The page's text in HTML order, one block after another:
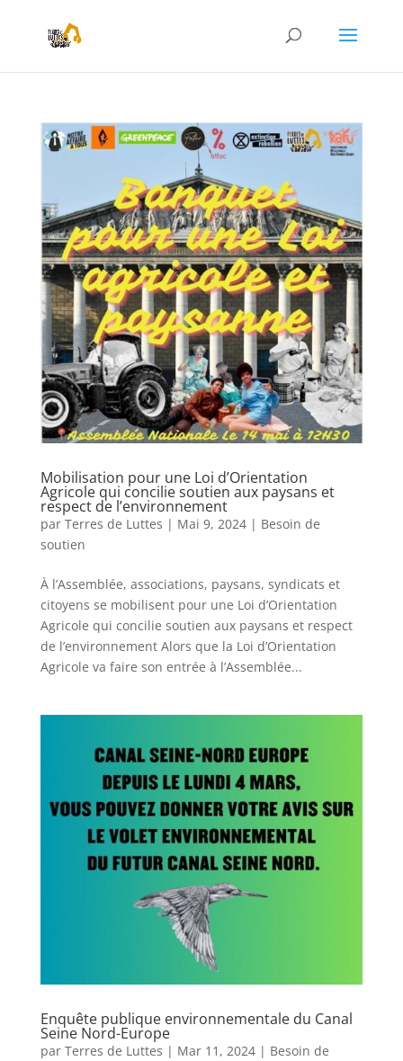
Mobilisation pour une Loi d’Orientation
Agricole qui concilie soutien aux paysans et
respect de l’environnement
par Terres de Luttes | Mai 9, 2024| Besoin de
soutien
À l’Assemblée, associations, paysans, syndicats et
citoyens se mobilisent pour une Loi d’Orientation
Agricole qui concilie soutien aux paysans et respect
de l’environnement Alors que la Loi d’Orientation
Agricole va faire son entrée à l’Assemblée...
Enquête publique environnementale du Canal
Seine Nord-Europe
par Terres de Luttes | Mar 11, 2024| Besoin de